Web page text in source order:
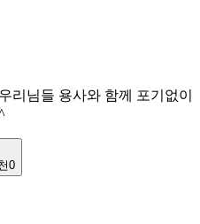
리님들 용사와 함께 포기없이
0